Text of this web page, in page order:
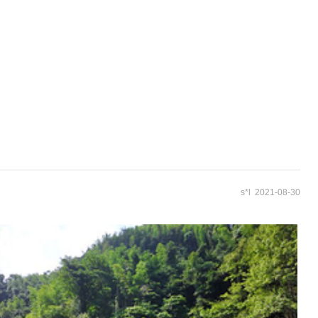
s*l 2021-08-30